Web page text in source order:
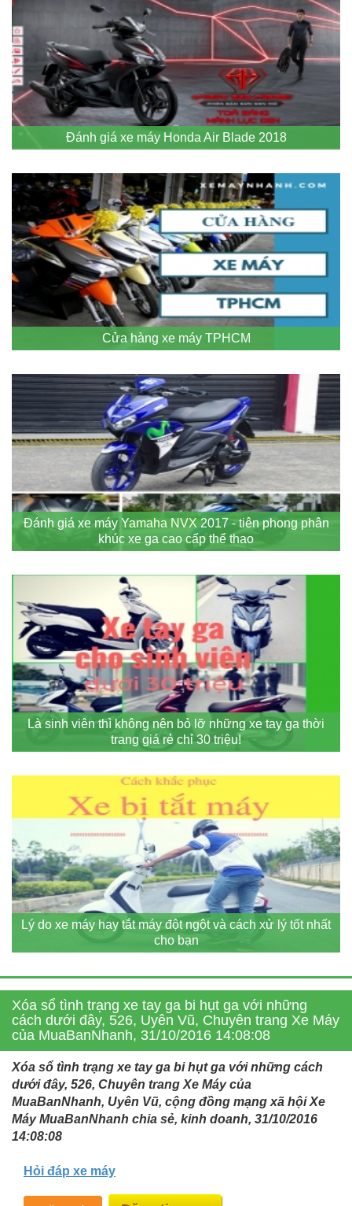
Đánh giá xe máy Honda Air Blade 2018
Cửa hàng xe máy TPHCM
Đánh giá xe máy Yamaha NVX 2017 - tiên phong phân
khúc xe ga cao cấp thể thao
Là sinh viên thì không nên bỏ lỡ những xe tay ga thời
trang giá rẻ chỉ 30 triệu!
Lý do xe máy hay tắt máy đột ngột và cách xử lý tốt nhất
cho bạn
Xóa sổ tình trạng xe tay ga bi hụt ga với những
cách dưới đây, 526, Uyên Vũ, Chuyên trang Xe Máy
của MuaBanNhanh, 31/10/2016 14:08:08
Xóa sổ tình trạng xe tay ga bi hụt ga với những cách
dưới đây, 526, Chuyên trang Xe Máy của
MuaBanNhanh, Uyên Vũ, cộng đồng mạng xã hội Xe
Máy MuaBanNhanh chia sẻ, kinh doanh, 31/10/2016
14:08:08
Hỏi đáp xe máy